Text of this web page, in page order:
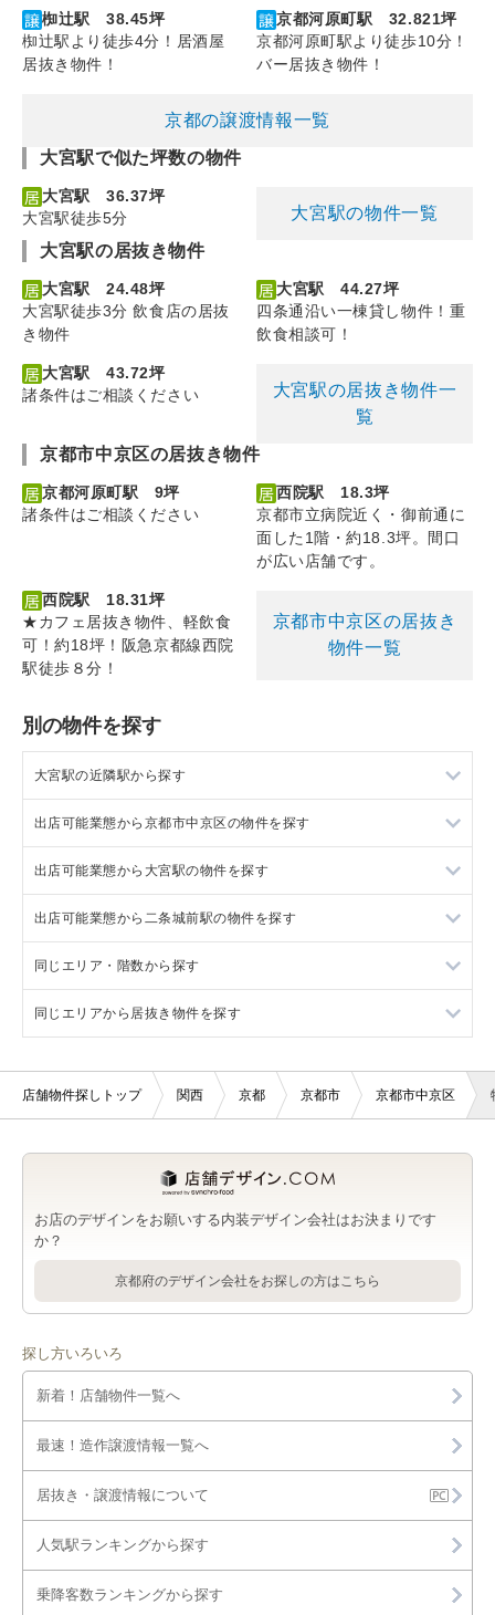
椥辻駅 38.45坪
椥辻駅より徒歩4分！居酒屋
居抜き物件！
京都河原町駅 32.821坪
京都河原町駅より徒歩10分！
バー居抜き物件！
京都の譲渡情報一覧
大宮駅で似た坪数の物件
大宮駅 36.37坪
大宮駅徒歩5分
大宮駅の物件一覧
大宮駅の居抜き物件
大宮駅 24.48坪
大宮駅徒歩3分 飲食店の居抜
き物件
大宮駅 44.27坪
四条通沿い一棟貸し物件！重
飲食相談可！
大宮駅 43.72坪
諸条件はご相談ください
大宮駅の居抜き物件一
覧
京都市中京区の居抜き物件
京都河原町駅 9坪
諸条件はご相談ください
西院駅 18.3坪
京都市立病院近く・御前通に
面した1階・約18.3坪。間口
が広い店舗です。
西院駅 18.31坪
★カフェ居抜き物件、軽飲食
可！約18坪！阪急京都線西院
駅徒歩８分！
京都市中京区の居抜き
物件一覧
別の物件を探す
大宮駅の近隣駅から探す
西院駅の店舗物件・貸店舗・テナント一覧
烏丸駅の店舗物件・貸店舗・テナント一覧
西京極駅の店舗物件・貸店舗・テナント一覧
京都河原町駅の店舗物件・貸店舗・テナント一覧
出店可能業態から京都市中京区の物件を探す
京都市中京区の重飲食を出店可能な店舗物件・貸店舗・テナン
ト一覧
京都市中京区のバー・クラブを出店可能な店舗物件・貸店舗・
テナント一覧
京都市中京区の美容室・理容室を出店可能な店舗物件・貸店
舗・テナント一覧
件・貸店舗・テナント一覧
京都市中京区の物販・小売を出店可能な店舗物件・貸店舗・テ
貸店舗・テナント一覧
出店可能業態から大宮駅の物件を探す
大宮駅の重飲食を出店可能な店舗物件・貸店舗・テナント一覧
大宮駅の軽飲食を出店可能な店舗物件・貸店舗・テナント一覧
大宮駅のバー・クラブを出店可能な店舗物件・貸店舗・テナン
大宮駅の美容室・理容室を出店可能な店舗物件・貸店舗・テナ
ント一覧
大宮駅の医療・歯科・クリニックを出店可能な店舗物件・貸店
舗・テナント一覧
大宮駅の物販・小売を出店可能な店舗物件・貸店舗・テナント
舗・テナント一覧
大宮駅のその他を出店可能な店舗物件・貸店舗・テナント一覧
出店可能業態から二条城前駅の物件を探す
二条城前駅の重飲食を出店可能な店舗物件・貸店舗・テナント
二条城前駅のバー・クラブを出店可能な店舗物件・貸店舗・テ
ナント一覧
二条城前駅の美容室・理容室を出店可能な店舗物件・貸店舗・
二条城前駅のサロンを出店可能な店舗物件・貸店舗・テナント
二条城前駅の医療・歯科・クリニックを出店可能な店舗物件・
二条城前駅の物販・小売を出店可能な店舗物件・貸店舗・テナ
ント一覧
二条城前駅のジム・教室・スタジオを出店可能な店舗物件・貸
店舗・テナント一覧
二条城前駅のその他を出店可能な店舗物件・貸店舗・テナント
一覧
同じエリア・階数から探す
京都市の1階の店舗物件・貸店舗・テナント一覧
大宮駅の1階の店舗物件・貸店舗・テナント一覧
二条城前駅の1階の店舗物件・貸店舗・テナント一覧
同じエリアから居抜き物件を探す
大宮駅の居抜き店舗物件・貸店舗・テナント一覧
二条城前駅の居抜き店舗物件・貸店舗・テナント一覧
四条大宮駅の居抜き店舗物件・貸店舗・テナント一覧
店舗物件探しトップ 関西 京都 京都市 京都市中京区
お店のデザインをお願いする内装デザイン会社はお決まりです
か？
京都府のデザイン会社をお探しの方はこちら
探し方いろいろ
新着！店舗物件一覧へ
最速！造作譲渡情報一覧へ
居抜き・譲渡情報について
人気駅ランキングから探す
乗降客数ランキングから探す